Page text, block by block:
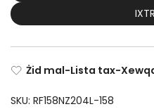
Żid mal-Lista tax-
SKU: RF158NZ204L-158